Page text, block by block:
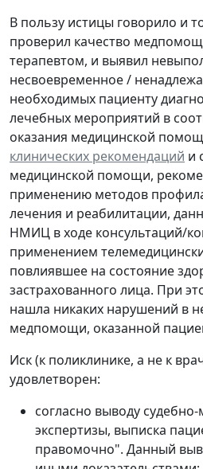
В пользу истицы говорило и
проверил качество
терапевтом, и выявил
несвоевременное /
необходимых пациенту
лечебных мероприятий в
оказания медицинской
клинических рекомендаций и
медицинской помощи,
применению методов
лечения и реабилитации,
НМИЦ в ходе консультаций/
применением
повлиявшее на состояние
застрахованного лица. При
нашла никаких нарушений в
медпомощи, оказанной
Иск (к поликлинике, а не к
удовлетворен:
согласно выводу
экспертизы, выписка
правомочно". Данный